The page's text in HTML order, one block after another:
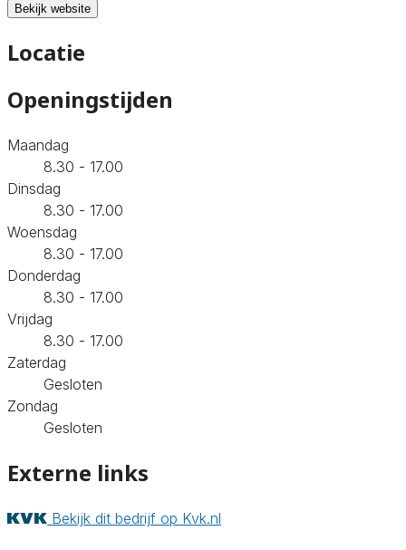
Bekijk website
Locatie
Openingstijden
Maandag
8.30 - 17.00
Dinsdag
8.30 - 17.00
Woensdag
8.30 - 17.00
Donderdag
8.30 - 17.00
Vrijdag
8.30 - 17.00
Zaterdag
Gesloten
Zondag
Gesloten
Externe links
Bekijk dit bedrijf op Kvk.nl